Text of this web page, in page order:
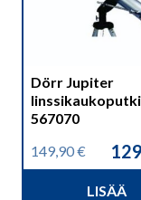
Dörr Jupiter
linssikaukoputki
567070
149,90€
Alkuperäinen
hinta
Nykyinen
hinta
LISÄÄ